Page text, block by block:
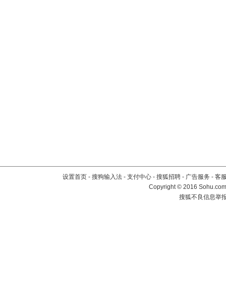
设置首页 - 搜狗输入法 - 支付中心 - 搜狐招聘 - 广告服务 - 客
Copyright©2016
搜狐不良信息举